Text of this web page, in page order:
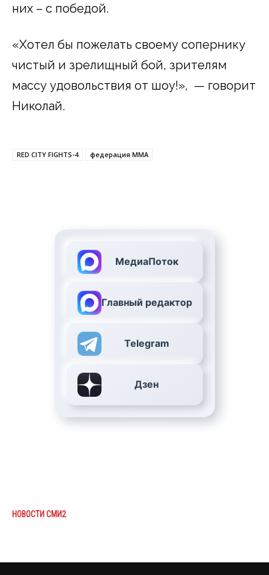
них – с победой.
«Хотел бы пожелать своему сопернику
чистый и зрелищный бой, зрителям
массу удовольствия от шоу!», — говорит
Николай.
RED CITY FIGHTS-4 федерация ММА
МедиаПоток
Главный редактор
Telegram
Дзен
НОВОСТИ СМИ2